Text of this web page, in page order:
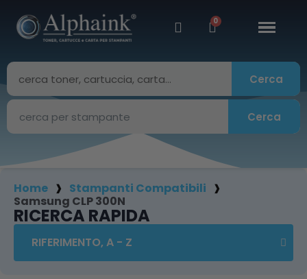
Cerca
Cerca
Home
Stampanti Compatibili
Samsung CLP 300N
RICERCA RAPIDA